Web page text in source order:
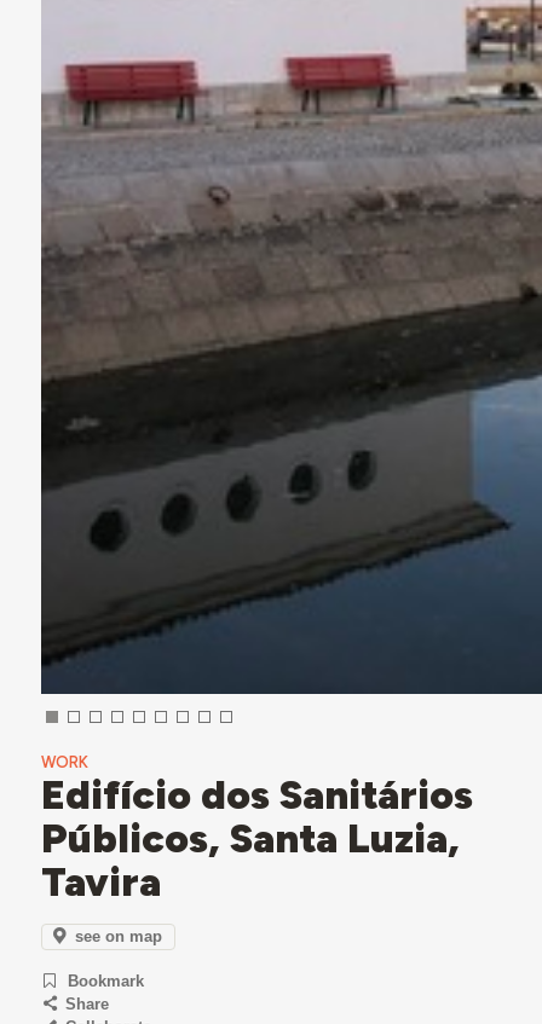
WORK
Edifício dos Sanitários
Públicos, Santa Luzia,
Tavira
see on map
Bookmark
Share